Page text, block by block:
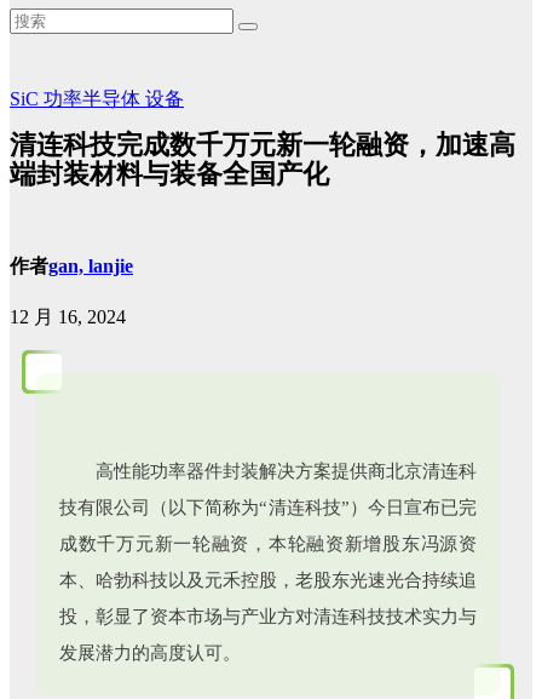
SiC 功率半导体 设备
清连科技完成数千万元新一轮融资，加速高
端封装材料与装备全国产化
作者gan, lanjie
12 月 16, 2024
高性能功率器件封装解决方案提供商北京清连科
技有限公司（以下简称为“清连科技”）今日宣布已完
成数千万元新一轮融资，本轮融资新增股东冯源资
本、哈勃科技以及元禾控股，老股东光速光合持续追
投，彰显了资本市场与产业方对清连科技技术实力与
发展潜力的高度认可。